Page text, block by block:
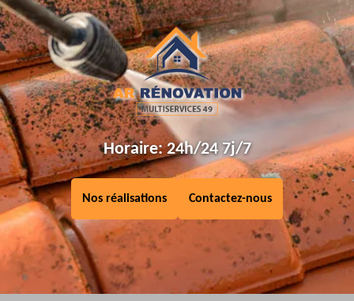
Horaire: 24h/24 7j/7
Nos réalisations Contactez-nous